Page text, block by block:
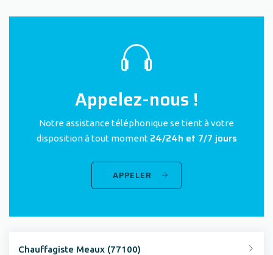
Appelez-nous !
Notre assistance téléphonique se tient à votre
disposition à tout moment 24/24h et 7/7 jours
APPELER
Chauffagiste Meaux (77100)